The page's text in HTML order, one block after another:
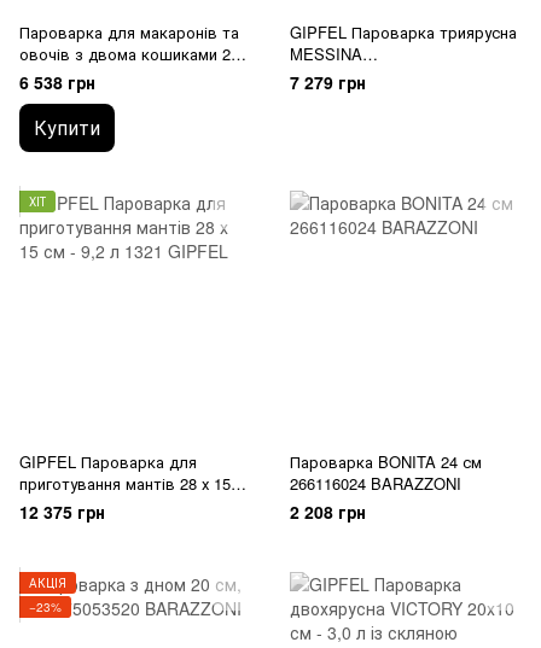
Пароварка для макаронів та
овочів з двома кошиками 24
см, 7,25л металевий
421049524 BARAZZONI
6 538 грн
Купити
GIPFEL Пароварка триярусна
MESSINA
26х13см/26х17см/6,0л з
капсульним індукційним дном.
7 279 грн
ХІТ
GIPFEL Пароварка для
приготування мантів 28 х 15
см - 9,2 л 1321 GIPFEL
12 375 грн
Пароварка BONITA 24 см
266116024 BARAZZONI
2 208 грн
АКЦІЯ
−23%